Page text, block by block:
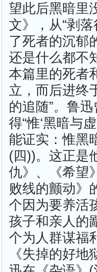
望此后黑暗里
文》，从“剥
了死者的沉郁
还是什么都不
本篇里的死者
立，而后进终
的追随”。鲁
得“惟‘黑暗与
能证实：惟黑
(四))。这正是
仇》、《希望
败线的颤动》
个因为要养活
孩子和亲人的
个为人群谋福
《失掉的好